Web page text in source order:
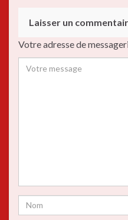
Laisser un
Votre adresse de